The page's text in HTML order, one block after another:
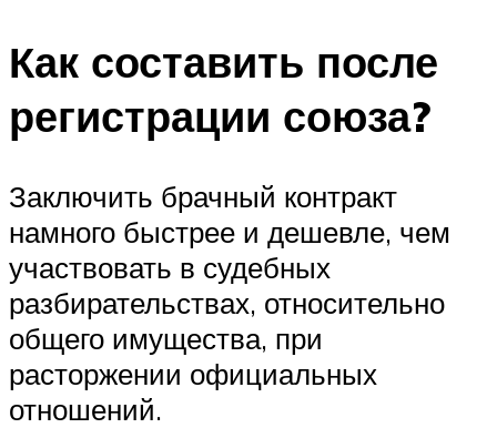
Как составить после
регистрации союза?
Заключить брачный контракт
намного быстрее и дешевле, чем
участвовать в судебных
разбирательствах, относительно
общего имущества, при
расторжении официальных
отношений.